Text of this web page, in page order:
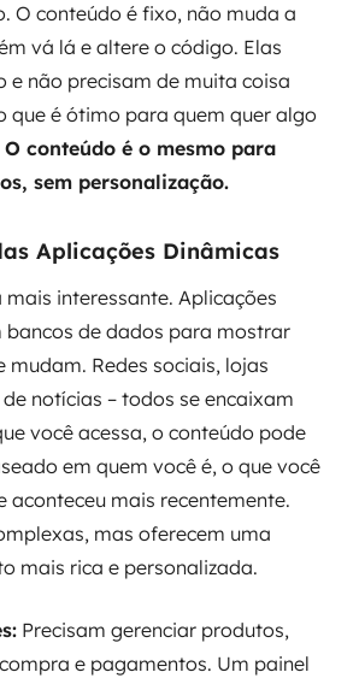
O conteúdo é fixo, não muda a
vá lá e altere o código. Elas
e não precisam de muita coisa
que é ótimo para quem quer algo
O conteúdo é o mesmo para
sem personalização.
Aplicações Dinâmicas
interessante. Aplicações
bancos de dados para mostrar
mudam. Redes sociais, lojas
notícias – todos se encaixam
você acessa, o conteúdo pode
em quem você é, o que você
aconteceu mais recentemente.
mas oferecem uma
mais rica e personalizada.
Precisam gerenciar produtos,
e pagamentos. Um painel